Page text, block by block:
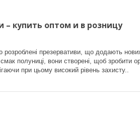
– купить оптом и в розницу
презервативи, що додають нових
полуниці, вони створені, щоб зробити
при цьому високий рівень захисту..